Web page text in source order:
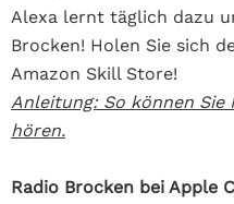
Alexa lernt täglich dazu
Brocken! Holen Sie sich
Amazon Skill Store!
Anleitung: So können Sie
hören.
Radio Brocken bei Apple